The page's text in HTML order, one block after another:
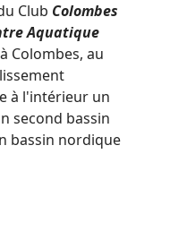
Club Colombes
Aquatique
à Colombes, au
à l'intérieur un
second bassin
bassin nordique